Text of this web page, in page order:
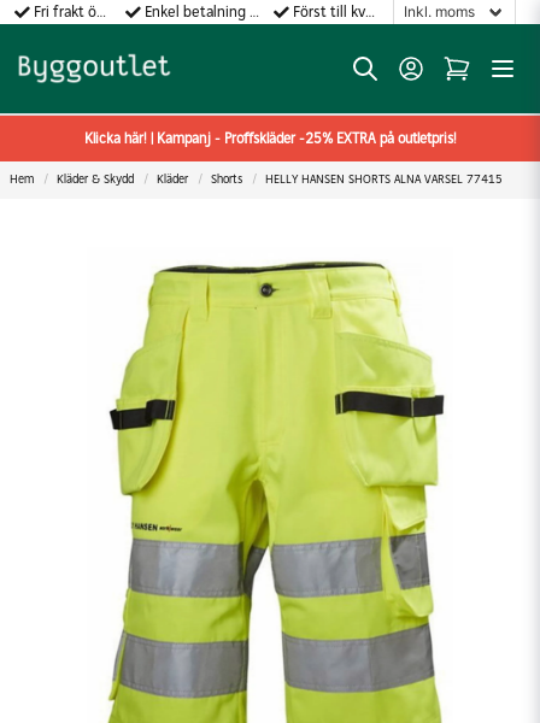
Fri frakt över 499:- Enkel betalning med Klarna Först till kvarn gäller!
Klicka här! | Kampanj - Proffskläder -25% EXTRA på outletpris!
Hem Kläder & Skydd Kläder Shorts HELLY HANSEN SHORTS ALNA VARSEL 77415